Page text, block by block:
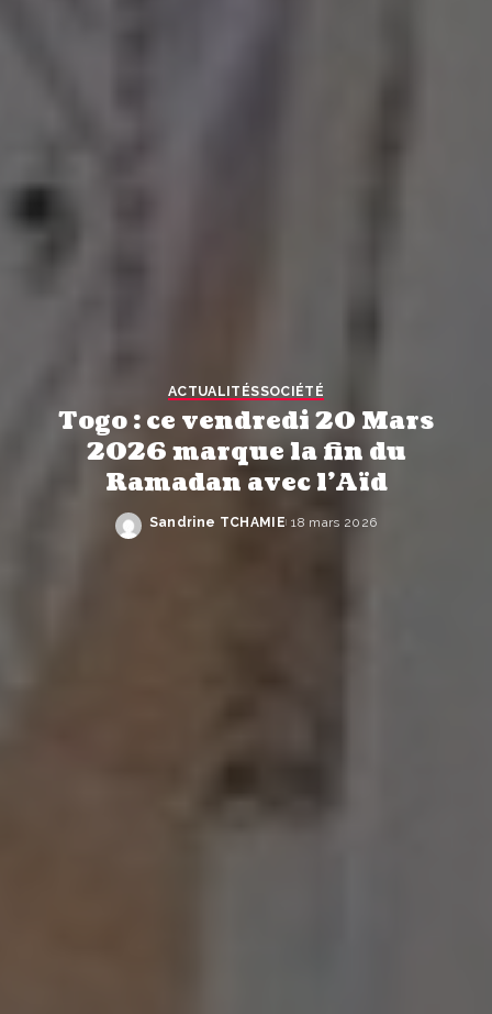
ACTUALITÉSSOCIÉTÉ
Togo : ce vendredi 20 Mars
2026 marque la fin du
Ramadan avec l’Aïd
Publié
Sandrine TCHAMIE 18 mars 2026